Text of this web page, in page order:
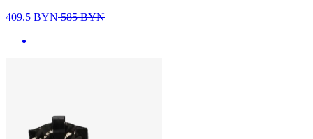
409.5 BYN585BYN